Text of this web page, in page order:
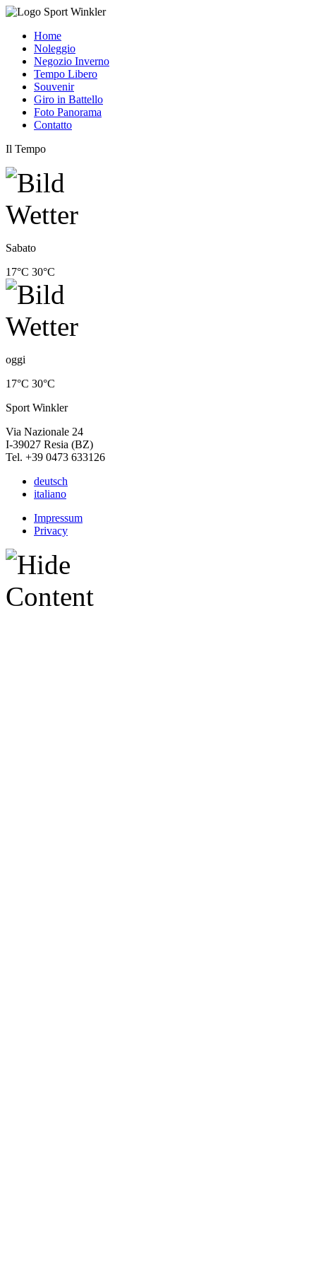
Home
Noleggio
Negozio Inverno
Tempo Libero
Souvenir
Giro in Battello
Foto Panorama
Contatto
Il Tempo
Sabato
17°C 30°C
oggi
17°C 30°C
Sport Winkler
Via Nazionale 24
I-39027 Resia (BZ)
Tel. +39 0473 633126
deutsch
italiano
Impressum
Privacy